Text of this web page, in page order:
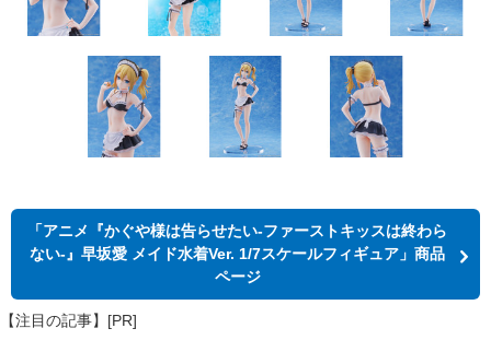
「アニメ『かぐや様は告らせたい-ファーストキッスは終わら
ない-』早坂愛 メイド水着Ver. 1/7スケールフィギュア」商品
ページ
【注目の記事】[PR]